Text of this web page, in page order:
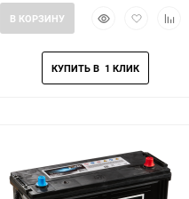
БыстрыйДобавить
избранное
В КОРЗИНУ